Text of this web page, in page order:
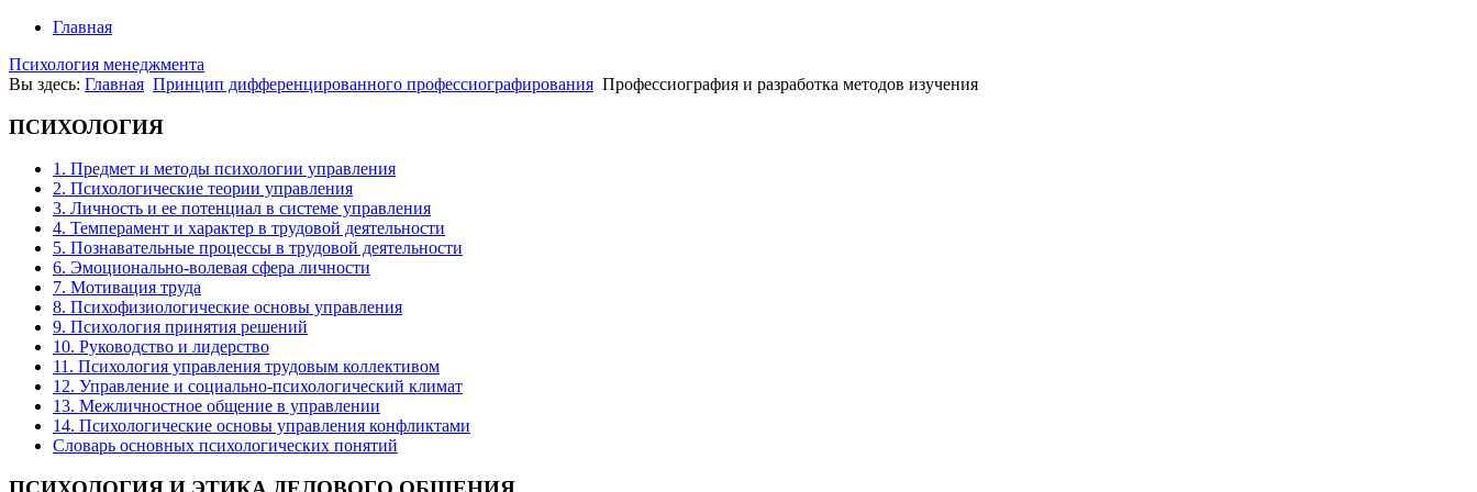
Главная
Психология менеджмента
Вы здесь: Главная Принцип дифференцированного профессиографирования Профессиография и разработка методов изучения
ПСИХОЛОГИЯ
1. Предмет и методы психологии управления
2. Психологические теории управления
3. Личность и ее потенциал в системе управления
4. Темперамент и характер в трудовой деятельности
5. Познавательные процессы в трудовой деятельности
6. Эмоционально-волевая сфера личности
7. Мотивация труда
8. Психофизиологические основы управления
9. Психология принятия решений
10. Руководство и лидерство
11. Психология управления трудовым коллективом
12. Управление и социально-психологический климат
13. Межличностное общение в управлении
14. Психологические основы управления конфликтами
Словарь основных психологических понятий